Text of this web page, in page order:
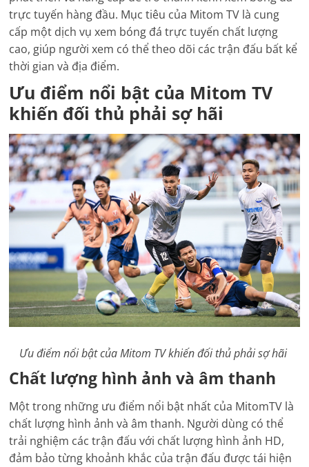
trực tuyến hàng đầu. Mục tiêu của Mitom TV là cung
cấp một dịch vụ xem bóng đá trực tuyến chất lượng
cao, giúp người xem có thể theo dõi các trận đấu bất kể
thời gian và địa điểm.
Ưu điểm nổi bật của Mitom TV
khiến đối thủ phải sợ hãi
Ưu điểm nổi bật của Mitom TV khiến đối thủ phải sợ hãi
Chất lượng hình ảnh và âm thanh
Một trong những ưu điểm nổi bật nhất của MitomTV là
chất lượng hình ảnh và âm thanh. Người dùng có thể
trải nghiệm các trận đấu với chất lượng hình ảnh HD,
đảm bảo từng khoảnh khắc của trận đấu được tái hiện